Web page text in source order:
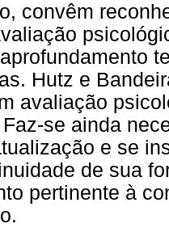
convêm
Hutz e
avaliação
se ainda
e se
de sua
pertinente à